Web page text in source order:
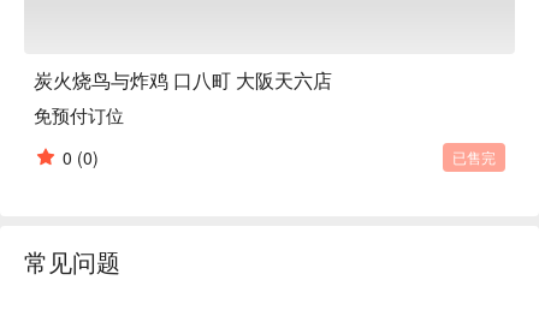
炭火烧鸟与炸鸡 口八町 大阪天六店
免预付订位
0 (0) 已售完
常见问题